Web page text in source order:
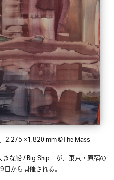
2,275 ×1,820 mm ©The Mass
な船 / Big Ship」が、東京・原宿の
から開催される。